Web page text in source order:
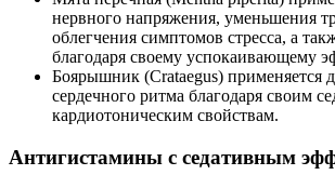
нервного напряжения, уменьшения
облегчения симптомов стресса, а
благодаря своему успокаивающему
Боярышник (Crataegus) применяется
сердечного ритма благодаря своим
кардиотоническим свойствам.
Антигистамины с седативным